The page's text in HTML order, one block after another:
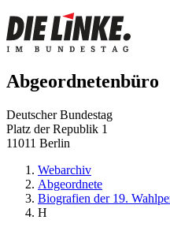
Abgeordnetenbüro
Deutscher Bundestag
Platz der Republik 1
11011 Berlin
Webarchiv
Abgeordnete
Biografien der 19.
H